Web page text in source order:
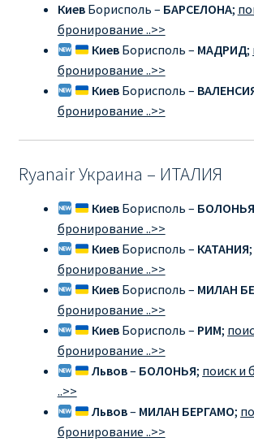
RYANAIR ПОРТУГАЛИЯ
RYANAIR ПОСАДОЧНЫЙ ТАЛОН –
Ryanair Россия
RYANAIR ТЕЛЬ-АВИВ, ЭЙЛАТ, ИЗРАИЛЬ
RYANAIR УКРАИНА | АВИАБИЛЕТЫ ОТ €15
Ryanair Україна из Киева, Одессы,
Херсона от € 15
RYANAIR.COM НА РУССКОМ –
Авиабилеты Ryanair на Тенерифе от €15
АВИАБИЛЕТЫ RYANAIR ОТ € 12
АВИАБИЛЕТЫ ВИЛЬНЮС БАРСЕЛОНА
КиевБорисполь – БАРСЕЛОНА;
бронирование ..>>
Киев Борисполь – МАДРИД;
бронирование ..>>
Киев Борисполь –
бронирование ..>>
Ryanair Украина – ИТАЛИЯ
Киев Борисполь –
бронирование ..>>
Киев Борисполь – КАТАНИЯ;
бронирование ..>>
Киев Борисполь – МИЛАН
бронирование ..>>
Киев Борисполь – РИМ;
бронирование ..>>
Львов– БОЛОНЬЯ; поиск и
..>>
Львов– МИЛАН БЕРГАМО;
бронирование ..>>